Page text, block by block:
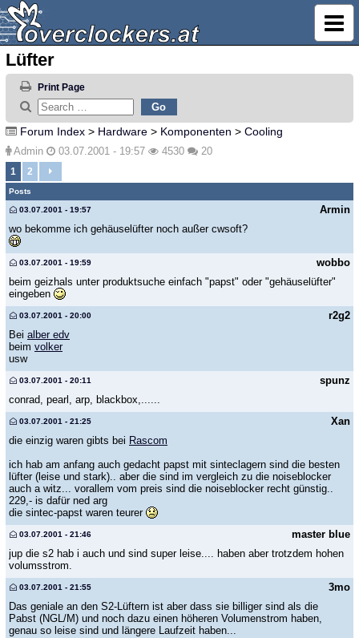
Lüfter
Print Page
Forum Index > Hardware > Komponenten > Cooling
Admin 03.07.2001 - 19:57 4530 20
1 2
Posts
Armin
03.07.2001 - 19:57
wo bekomme ich gehäuselüfter noch außer cwsoft?
wobbo
03.07.2001 - 19:59
beim geizhals unter produktsuche einfach "papst" oder "gehäuselüfter"
eingeben
r2g2
03.07.2001 - 20:00
Bei alber edv
beim volker
usw
spunz
03.07.2001 - 20:11
conrad, pearl, arp, blackbox,......
Xan
03.07.2001 - 21:25
die einzig waren gibts bei Rascom
ich hab am anfang auch gedacht papst mit sinteclagern sind die besten
lüfter (leise und stark).. aber die sind im vergleich zu die noiseblocker
auch a witz... vorallem vom preis sind die noiseblocker recht günstig..
229,- is dafür ned arg
die sintec-papst waren teurer
master blue
03.07.2001 - 21:46
jup die s2 hab i auch und sind super leise.... haben aber trotzdem hohen
volumsstrom.
3mo
03.07.2001 - 21:55
Das geniale an den S2-Lüftern ist aber dass sie billiger sind als die
Pabst (NGL/M) und noch dazu einen höheren Volumenstrom haben,
genau so leise sind und längere Laufzeit haben...